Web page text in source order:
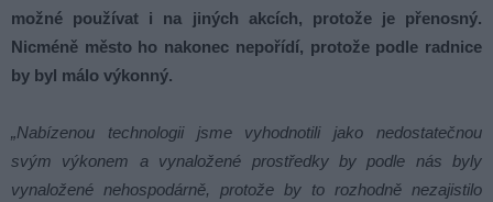
možné používat i na jiných akcích, protože je přenosný.
Nicméně město ho nakonec nepořídí, protože podle radnice
by byl málo výkonný.
„Nabízenou technologii jsme vyhodnotili jako nedostatečnou
svým výkonem a vynaložené prostředky by podle nás byly
vynaložené nehospodárně, protože by to rozhodně nezajistilo